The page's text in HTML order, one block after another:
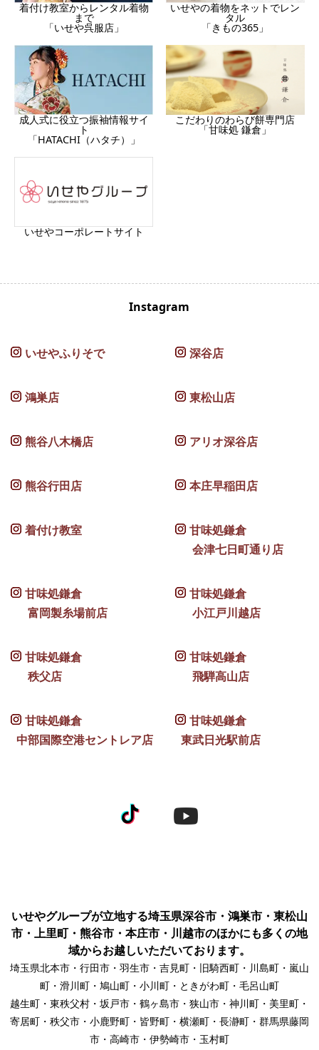
着付け教室からレンタル着物
まで
「いせや呉服店」
いせやの着物をネットでレン
タル
「きもの365」
成人式に役立つ振袖情報サイ
ト
「HATACHI（ハタチ）」
こだわりのわらび餅専門店
「甘味処 鎌倉」
いせやコーポレートサイト
Instagram
いせやふりそで 深谷店
鴻巣店 東松山店
熊谷八木橋店 アリオ深谷店
熊谷行田店 本庄早稲田店
着付け教室
甘味処鎌倉
会津七日町通り店
甘味処鎌倉
富岡製糸場前店
甘味処鎌倉
小江戸川越店
甘味処鎌倉
秩父店
甘味処鎌倉
飛騨高山店
甘味処鎌倉
中部国際空港セントレア店
甘味処鎌倉
東武日光駅前店
いせやグループが立地する埼玉県深谷市・鴻巣市・東松山
市・上里町・熊谷市・本庄市・川越市のほかにも多くの地
域からお越しいただいております。
埼玉県北本市・行田市・羽生市・吉見町・旧騎西町・川島町・嵐山
町・滑川町・鳩山町・小川町・ときがわ町・毛呂山町
越生町・東秩父村・坂戸市・鶴ヶ島市・狭山市・神川町・美里町・
寄居町・秩父市・小鹿野町・皆野町・横瀬町・長瀞町・群馬県藤岡
市・高崎市・伊勢崎市・玉村町